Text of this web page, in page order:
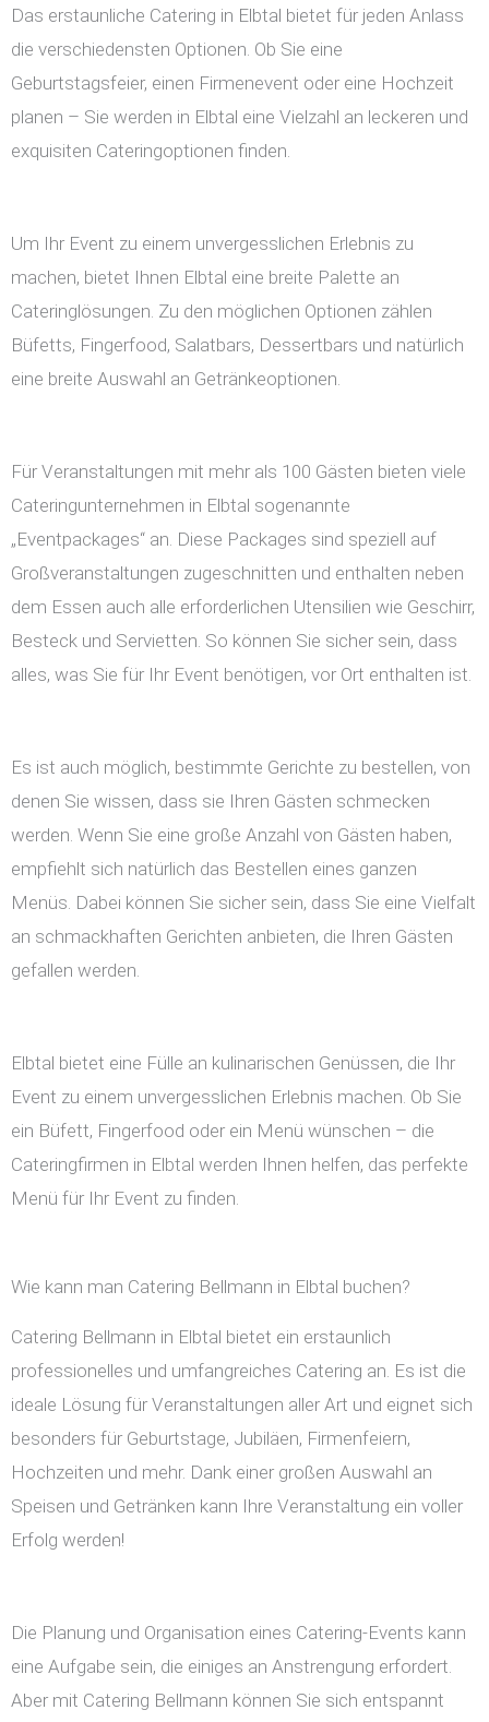
Das erstaunliche Catering in Elbtal bietet für jeden Anlass
die verschiedensten Optionen. Ob Sie eine
Geburtstagsfeier, einen Firmenevent oder eine Hochzeit
planen – Sie werden in Elbtal eine Vielzahl an leckeren und
exquisiten Cateringoptionen finden.
Um Ihr Event zu einem unvergesslichen Erlebnis zu
machen, bietet Ihnen Elbtal eine breite Palette an
Cateringlösungen. Zu den möglichen Optionen zählen
Büfetts, Fingerfood, Salatbars, Dessertbars und natürlich
eine breite Auswahl an Getränkeoptionen.
Für Veranstaltungen mit mehr als 100 Gästen bieten viele
Cateringunternehmen in Elbtal sogenannte
„Eventpackages“ an. Diese Packages sind speziell auf
Großveranstaltungen zugeschnitten und enthalten neben
dem Essen auch alle erforderlichen Utensilien wie Geschirr,
Besteck und Servietten. So können Sie sicher sein, dass
alles, was Sie für Ihr Event benötigen, vor Ort enthalten ist.
Es ist auch möglich, bestimmte Gerichte zu bestellen, von
denen Sie wissen, dass sie Ihren Gästen schmecken
werden. Wenn Sie eine große Anzahl von Gästen haben,
empfiehlt sich natürlich das Bestellen eines ganzen
Menüs. Dabei können Sie sicher sein, dass Sie eine Vielfalt
an schmackhaften Gerichten anbieten, die Ihren Gästen
gefallen werden.
Elbtal bietet eine Fülle an kulinarischen Genüssen, die Ihr
Event zu einem unvergesslichen Erlebnis machen. Ob Sie
ein Büfett, Fingerfood oder ein Menü wünschen – die
Cateringfirmen in Elbtal werden Ihnen helfen, das perfekte
Menü für Ihr Event zu finden.
Wie kann man Catering Bellmann in Elbtal buchen?
Catering Bellmann in Elbtal bietet ein erstaunlich
professionelles und umfangreiches Catering an. Es ist die
ideale Lösung für Veranstaltungen aller Art und eignet sich
besonders für Geburtstage, Jubiläen, Firmenfeiern,
Hochzeiten und mehr. Dank einer großen Auswahl an
Speisen und Getränken kann Ihre Veranstaltung ein voller
Erfolg werden!
Die Planung und Organisation eines Catering-Events kann
eine Aufgabe sein, die einiges an Anstrengung erfordert.
Aber mit Catering Bellmann können Sie sich entspannt